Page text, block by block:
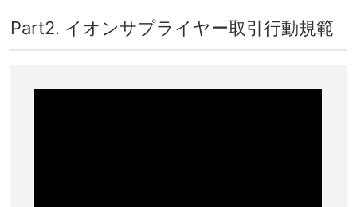
Part2. イオンサプライヤー取引行動規範